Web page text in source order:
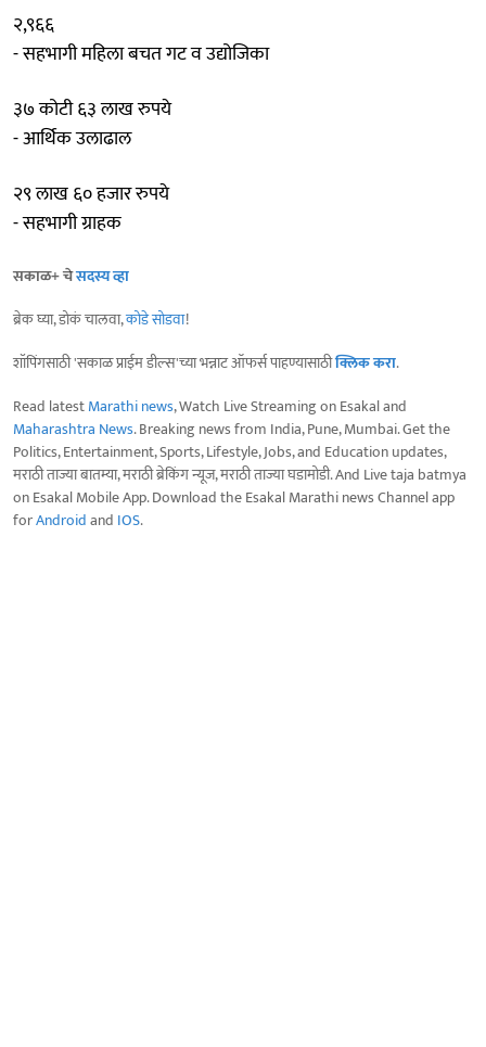
२,९६६
- सहभागी महिला बचत गट व उद्योजिका
३७ कोटी ६३ लाख रुपये
- आर्थिक उलाढाल
२९ लाख ६० हजार रुपये
- सहभागी ग्राहक
सकाळ+ चेसदस्य व्हा
ब्रेक घ्या, डोकं चालवा,कोडे सोडवा!
शॉपिंगसाठी 'सकाळ प्राईम डील्स'च्या भन्नाट ऑफर्स पाहण्यासाठीक्लिक करा.
Read latestMarathi news, Watch Live Streaming on Esakal and
Maharashtra News. Breaking news from India, Pune, Mumbai. Get the
Politics, Entertainment, Sports, Lifestyle, Jobs, and Education updates,
मराठी ताज्या बातम्या, मराठी ब्रेकिंग न्यूज, मराठी ताज्या घडामोडी. And Live taja batmya
on Esakal Mobile App. Download the Esakal Marathi news Channel app
forAndroidand IOS.